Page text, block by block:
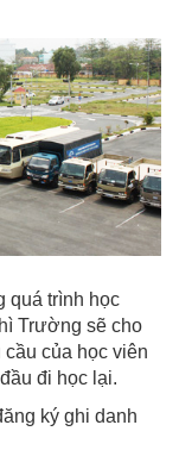
quá trình học
Trường sẽ cho
của học viên
đi học lại.
ký ghi danh